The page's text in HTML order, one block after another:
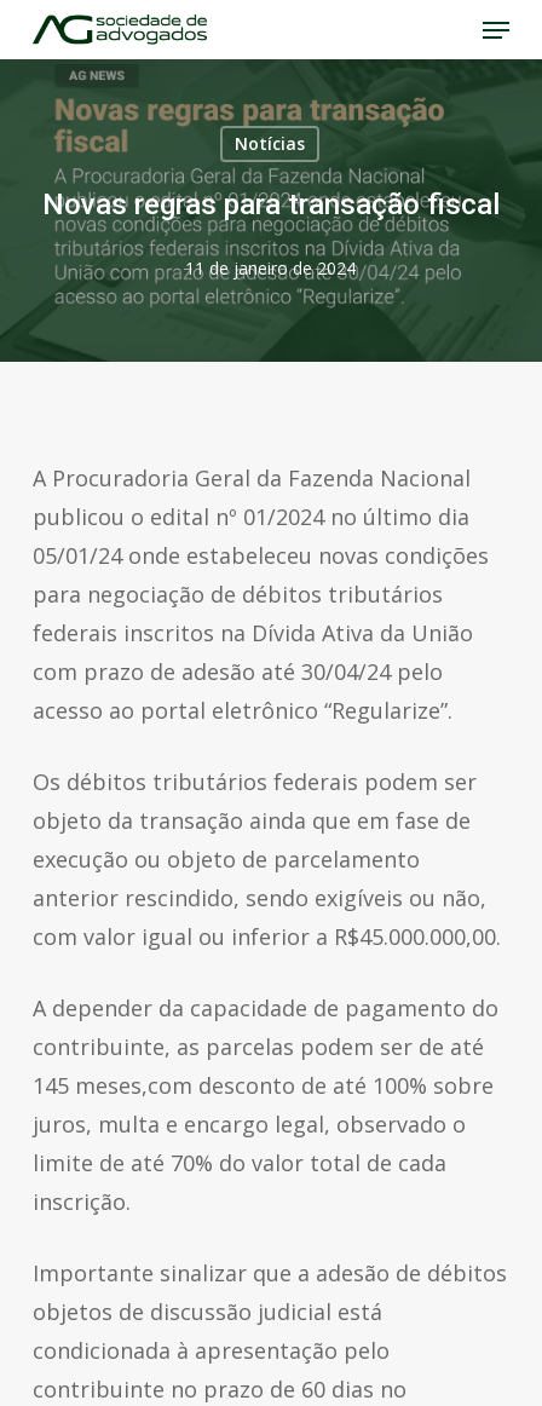
Skip
to
content
Menu
Notícias
Novas regras para transação fiscal
11 de janeiro de 2024
A Procuradoria Geral da Fazenda Nacional
publicou o edital nº 01/2024 no último dia
05/01/24 onde estabeleceu novas condições
para negociação de débitos tributários
federais inscritos na Dívida Ativa da União
com prazo de adesão até 30/04/24 pelo
acesso ao portal eletrônico “Regularize”.
Os débitos tributários federais podem ser
objeto da transação ainda que em fase de
execução ou objeto de parcelamento
anterior rescindido, sendo exigíveis ou não,
com valor igual ou inferior a R$45.000.000,00.
A depender da capacidade de pagamento do
contribuinte, as parcelas podem ser de até
145 meses,com desconto de até 100% sobre
juros, multa e encargo legal, observado o
limite de até 70% do valor total de cada
inscrição.
Importante sinalizar que a adesão de débitos
objetos de discussão judicial está
condicionada à apresentação pelo
contribuinte no prazo de 60 dias no
Close